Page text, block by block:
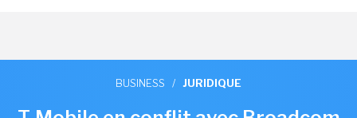
BUSINESS / JURIDIQUE